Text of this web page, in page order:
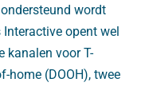
wordt
opent wel
kanalen voor T-
home (DOOH), twee